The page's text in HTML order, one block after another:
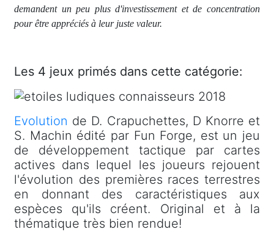
demandent un peu plus d'investissement et de concentration
pour être appréciés à leur juste valeur.
Les 4 jeux primés dans cette catégorie:
Evolution de D. Crapuchettes, D Knorre et
S. Machin édité par Fun Forge, est un jeu
de développement tactique par cartes
actives dans lequel les joueurs rejouent
l'évolution des premières races terrestres
en donnant des caractéristiques aux
espèces qu'ils créent. Original et à la
thématique très bien rendue!